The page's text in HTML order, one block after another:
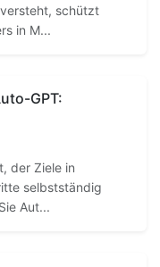
schützt
in M...
GPT:
der Ziele in
selbstständig
Aut...